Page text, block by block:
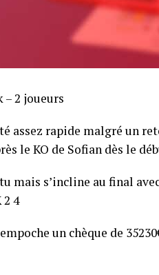
– 2 joueurs
assez rapide malgré un
le KO de Sofian dès le
mais s’incline au final
2 4
un chèque de